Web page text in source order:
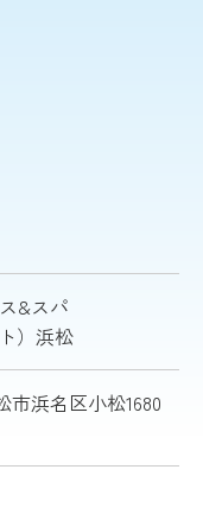
&スパ
）浜松
市浜名区小松1680